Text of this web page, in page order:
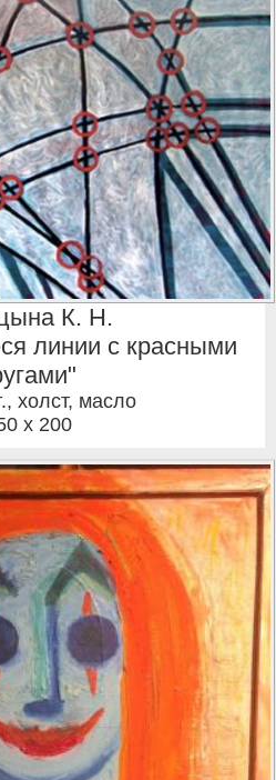
К. Н.
линии с красными
, холст, масло
x 200